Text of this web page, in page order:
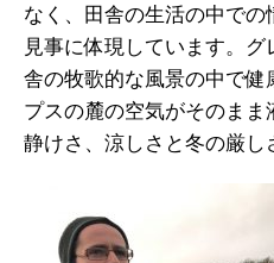
なく、田舎の生活の中で
見事に体現しています。
舎の牧歌的な風景の中で
プスの麓の空気がそのま
静けさ、涼しさと冬の厳し